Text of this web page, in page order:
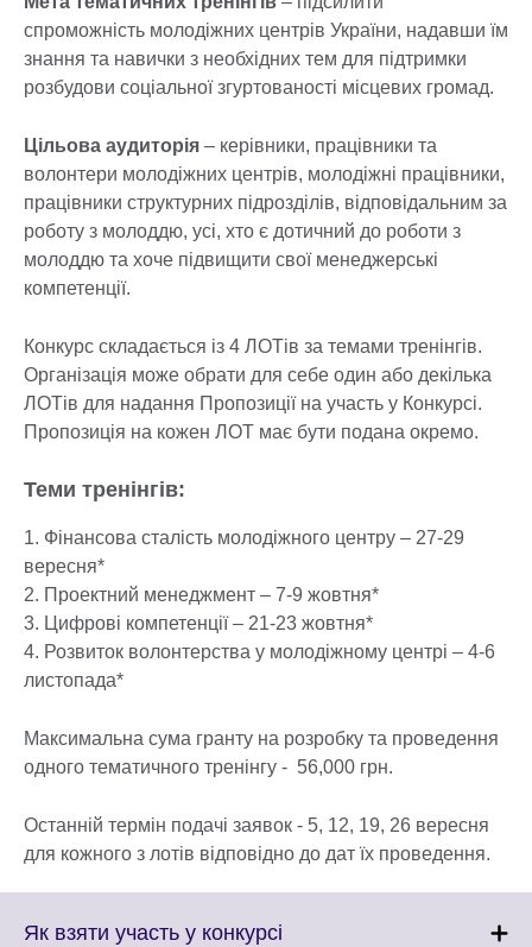
спроможність молодіжних центрів України, надавши їм
знання та навички з необхідних тем для підтримки
розбудови соціальної згуртованості місцевих громад.
Цільова аудиторія – керівники, працівники та
волонтери молодіжних центрів, молодіжні працівники,
працівники структурних підрозділів, відповідальним за
роботу з молоддю, усі, хто є дотичний до роботи з
молоддю та хоче підвищити свої менеджерські
компетенції.
Конкурс складається із 4 ЛОТів за темами тренінгів.
Організація може обрати для себе один або декілька
ЛОТів для надання Пропозиції на участь у Конкурсі.
Пропозиція на кожен ЛОТ має бути подана окремо.
Теми тренінгів:
1. Фінансова сталість молодіжного центру – 27-29
вересня*
2. Проектний менеджмент – 7-9 жовтня*
3. Цифрові компетенції – 21-23 жовтня*
4. Розвиток волонтерства у молодіжному центрі – 4-6
листопада*
Максимальна сума гранту на розробку та проведення
одного тематичного тренінгу - 56,000 грн.
Останній термін подачі заявок - 5, 12, 19, 26 вересня
для кожного з лотів відповідно до дат їх проведення.
Як взяти участь у конкурсі